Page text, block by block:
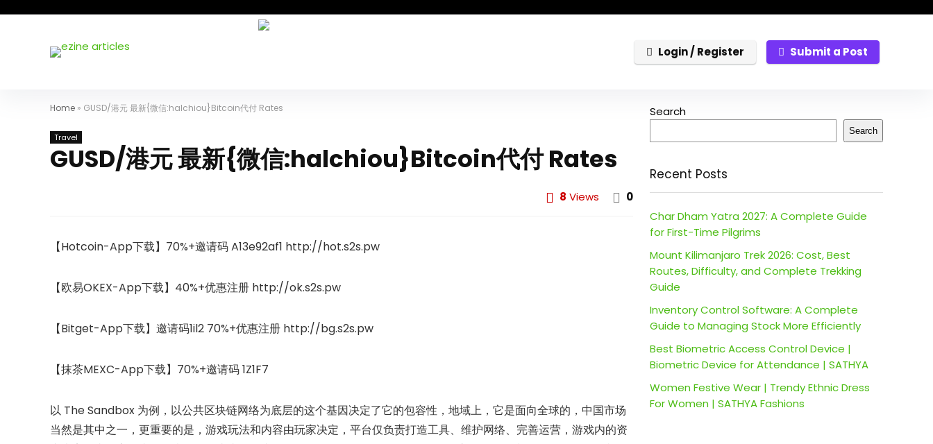
Login / Register Submit a Post
Home » GUSD/港元 最新{微信:halchiou}Bitcoin代付 Rates
Travel
GUSD/港元 最新{微信:halchiou}Bitcoin代付 Rates
8 Views 0
【Hotcoin-App下载】70%+邀请码 A13e92af1 http://hot.s2s.pw
【欧易OKEX-App下载】40%+优惠注册 http://ok.s2s.pw
【Bitget-App下载】邀请码1il2 70%+优惠注册 http://bg.s2s.pw
【抹茶MEXC-App下载】70%+邀请码 1Z1F7
以 The Sandbox 为例，以公共区块链网络为底层的这个基因决定了它的包容性，地域上，它是面向全球的，中国市场
当然是其中之一，更重要的是，游戏玩法和内容由玩家决定，平台仅负责打造工具、维护网络、完善运营，游戏内的资
Search
Search
Recent Posts
Char Dham Yatra 2027: A Complete Guide
for First-Time Pilgrims
Mount Kilimanjaro Trek 2026: Cost, Best
Routes, Difficulty, and Complete Trekking
Guide
Inventory Control Software: A Complete
Guide to Managing Stock More Efficiently
Best Biometric Access Control Device |
Biometric Device for Attendance | SATHYA
Women Festive Wear | Trendy Ethnic Dress
For Women | SATHYA Fashions